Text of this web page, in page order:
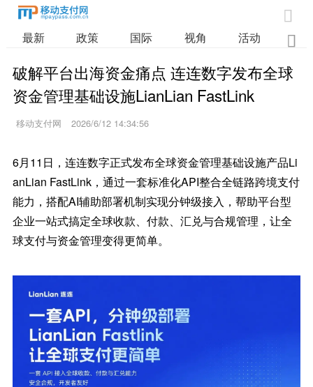

最新 政策 国际 视角 活动 业

破解平台出海资金痛点 连连数字发布全球
资金管理基础设施LianLian FastLink
移动支付网 2026/6/12 14:34:56
6月11日，连连数字正式发布全球资金管理基础设施产品Li
anLian FastLink，通过一套标准化API整合全链路跨境支付
能力，搭配AI辅助部署机制实现分钟级接入，帮助平台型
企业一站式搞定全球收款、付款、汇兑与合规管理，让全
球支付与资金管理变得更简单。